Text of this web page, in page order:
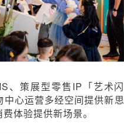
、策展型零售IP「艺术闪
中心运营多经空间提供新思
体验提供新场景。